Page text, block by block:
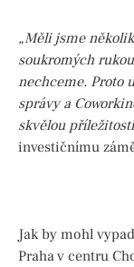
„Měli jsme
soukromých
nechceme. Proto
správy a
skvělou
investičnímu
Jak by mohl
Praha v centru